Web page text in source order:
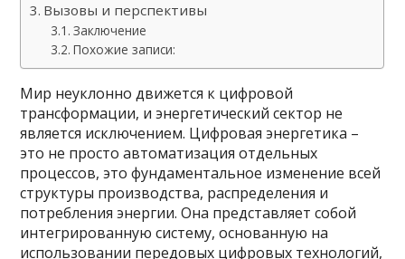
Вызовы и перспективы
Заключение
Похожие записи:
Мир неуклонно движется к цифровой
трансформации, и энергетический сектор не
является исключением. Цифровая энергетика –
это не просто автоматизация отдельных
процессов, это фундаментальное изменение всей
структуры производства, распределения и
потребления энергии. Она представляет собой
интегрированную систему, основанную на
использовании передовых цифровых технологий,